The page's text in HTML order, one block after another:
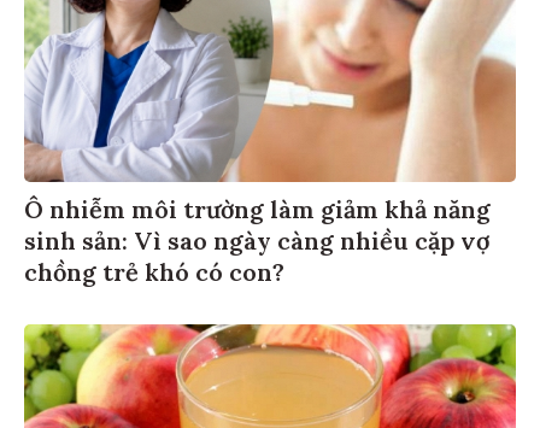
Ô nhiễm môi trường làm giảm khả năng
sinh sản: Vì sao ngày càng nhiều cặp vợ
chồng trẻ khó có con?